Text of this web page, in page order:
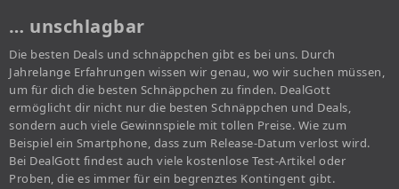
… unschlagbar
Die besten Deals und schnäppchen gibt es bei uns. Durch
Jahrelange Erfahrungen wissen wir genau, wo wir suchen müssen,
um für dich die besten Schnäppchen zu finden. DealGott
ermöglicht dir nicht nur die besten Schnäppchen und Deals,
sondern auch viele Gewinnspiele mit tollen Preise. Wie zum
Beispiel ein Smartphone, dass zum Release-Datum verlost wird.
Bei DealGott findest auch viele kostenlose Test-Artikel oder
Proben, die es immer für ein begrenztes Kontingent gibt.